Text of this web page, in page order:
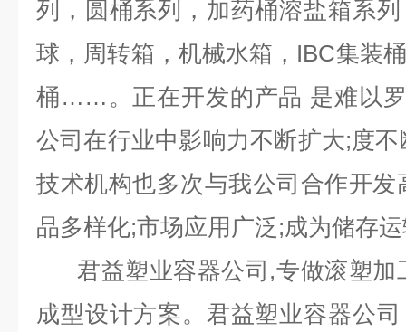
列，圆桶系列，加药桶溶盐箱系
球，周转箱，机械水箱，IBC集装
桶……。正在开发的产品 是难以
公司在行业中影响力不断扩大;度
技术机构也多次与我公司合作开
品多样化;市场应用广泛;成为储存
君益塑业容器公司,专做滚塑加
成型设计方案。君益塑业容器公